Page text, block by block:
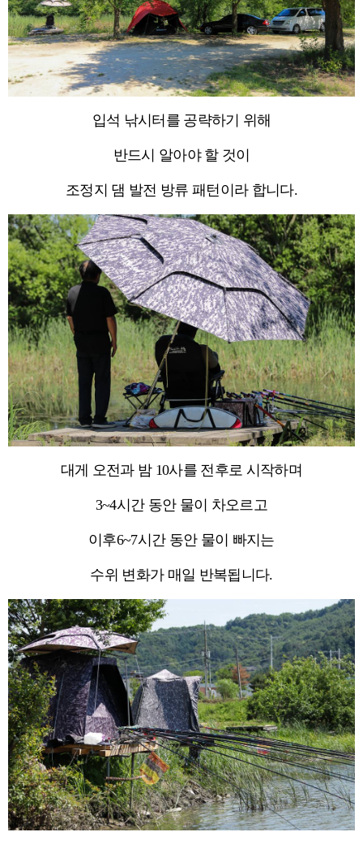
입석 낚시터를 공략하기 위해
반드시 알아야 할 것이
조정지 댐 발전 방류 패턴이라 합니다.
대게 오전과 밤 10사를 전후로 시작하며
3~4시간 동안 물이 차오르고
이후6~7시간 동안 물이 빠지는
수위 변화가 매일 반복됩니다.